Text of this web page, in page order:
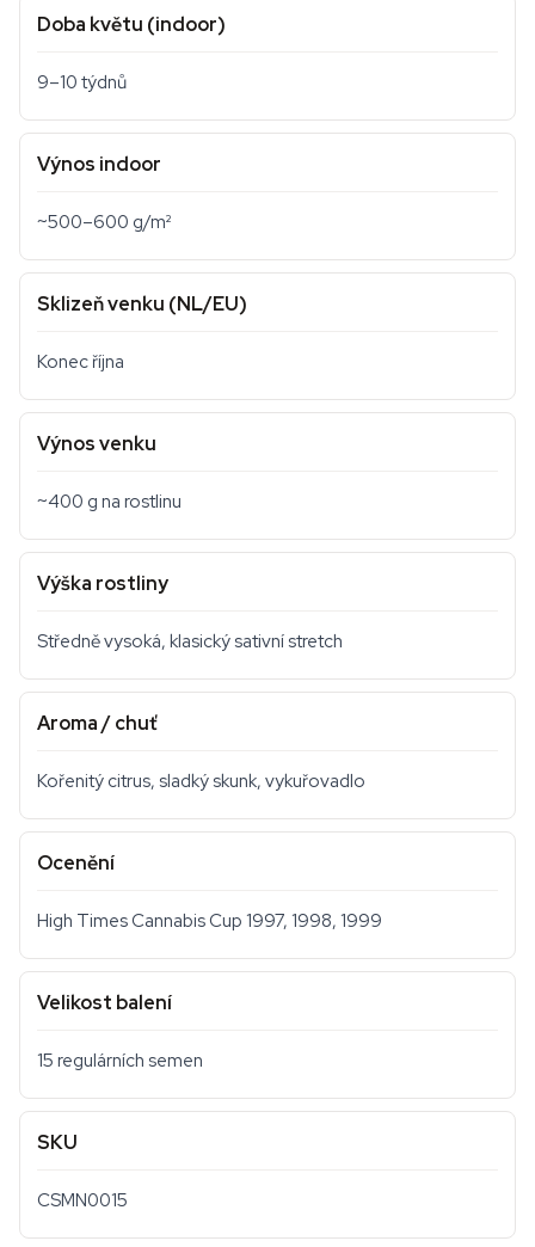
Doba květu (indoor)
9–10 týdnů
Výnos indoor
~500–600 g/m²
Sklizeň venku (NL/EU)
Konec října
Výnos venku
~400 g na rostlinu
Výška rostliny
Středně vysoká, klasický sativní stretch
Aroma / chuť
Kořenitý citrus, sladký skunk, vykuřovadlo
Ocenění
High Times Cannabis Cup 1997, 1998, 1999
Velikost balení
15 regulárních semen
SKU
CSMN0015